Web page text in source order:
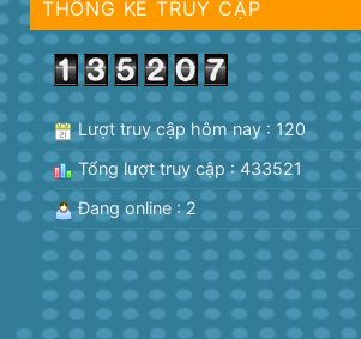
THỐNG KÊ TRUY CẬP
Lượt truy cập hôm nay : 120
Tổng lượt truy cập : 433521
Đang online : 2